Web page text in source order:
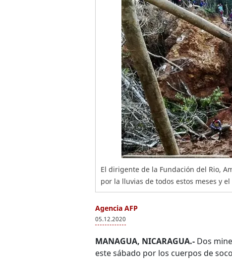
El dirigente de la Fundación del Rio,
por la lluvias de todos estos meses y
Agencia AFP
05.12.2020
MANAGUA, NICARAGUA.- Dos
este sábado por los cuerpos de